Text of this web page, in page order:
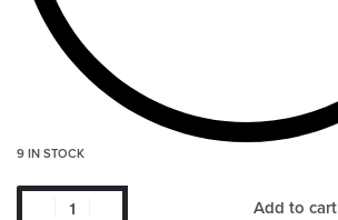
9 IN STOCK
Add to cart